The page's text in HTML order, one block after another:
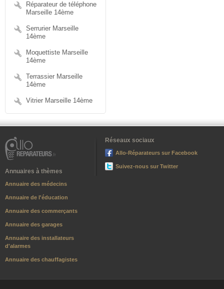
Réparateur de téléphone
Marseille 14ème
Serrurier Marseille
14ème
Moquettiste Marseille
14ème
Terrassier Marseille
14ème
Vitrier Marseille 14ème
Annuaires à thèmes
Annuaire des médecins
Annuaire de l'éducation
Annuaire des commerçants
Annuaire des garages
Annuaire des installateurs
d'alarmes
Annuaire des chauffagistes
Réseaux sociaux
Allo-Réparateurs sur Facebook
Suivez-nous sur Twitter